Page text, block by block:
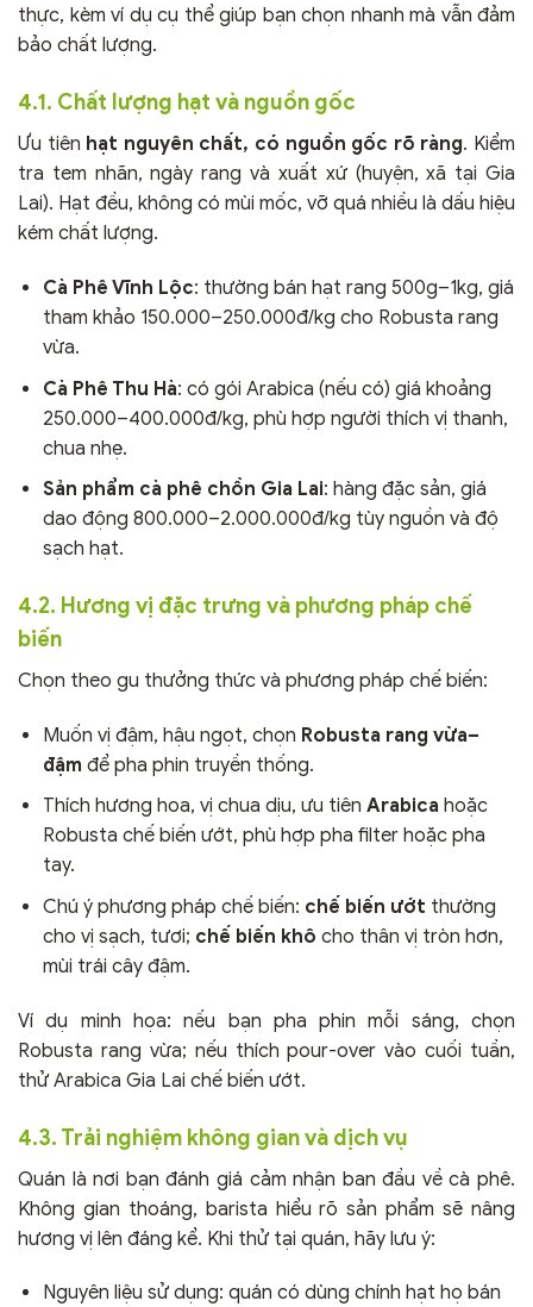
thực, kèm ví dụ cụ thể giúp bạn chọn nhanh mà vẫn đảm
bảo chất lượng.
4.1. Chất lượng hạt và nguồn gốc
Ưu tiên hạt nguyên chất, có nguồn gốc rõ ràng. Kiểm
tra tem nhãn, ngày rang và xuất xứ (huyện, xã tại Gia
Lai). Hạt đều, không có mùi mốc, vỡ quá nhiều là dấu hiệu
kém chất lượng.
Cà Phê Vĩnh Lộc: thường bán hạt rang 500g–1kg, giá
tham khảo 150.000–250.000đ/kg cho Robusta rang
vừa.
Cà Phê Thu Hà: có gói Arabica (nếu có) giá khoảng
250.000–400.000đ/kg, phù hợp người thích vị thanh,
chua nhẹ.
Sản phẩm cà phê chồn Gia Lai: hàng đặc sản, giá
dao động 800.000–2.000.000đ/kg tùy nguồn và độ
sạch hạt.
4.2. Hương vị đặc trưng và phương pháp chế
biến
Chọn theo gu thưởng thức và phương pháp chế biến:
Muốn vị đậm, hậu ngọt, chọn Robusta rang vừa–
đậm để pha phin truyền thống.
Thích hương hoa, vị chua dịu, ưu tiên Arabica hoặc
Robusta chế biến ướt, phù hợp pha filter hoặc pha
tay.
Chú ý phương pháp chế biến: chế biến ướt thường
cho vị sạch, tươi; chế biến khô cho thân vị tròn hơn,
mùi trái cây đậm.
Ví dụ minh họa: nếu bạn pha phin mỗi sáng, chọn
Robusta rang vừa; nếu thích pour-over vào cuối tuần,
thử Arabica Gia Lai chế biến ướt.
4.3. Trải nghiệm không gian và dịch vụ
Quán là nơi bạn đánh giá cảm nhận ban đầu về cà phê.
Không gian thoáng, barista hiểu rõ sản phẩm sẽ nâng
hương vị lên đáng kể. Khi thử tại quán, hãy lưu ý:
Nguyên liệu sử dụng: quán có dùng chính hạt họ bán